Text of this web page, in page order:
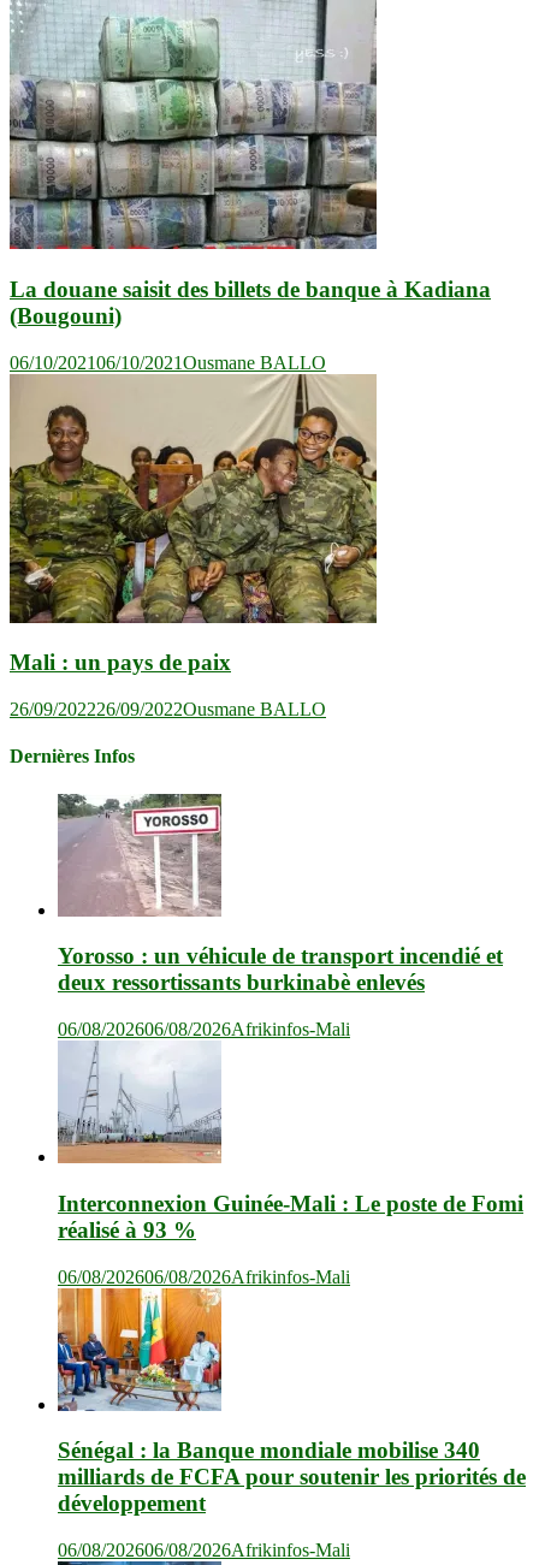
La douane saisit des billets de banque à Kadiana
(Bougouni)
06/10/202106/10/2021Ousmane BALLO
Mali : un pays de paix
26/09/202226/09/2022Ousmane BALLO
Dernières Infos
Yorosso : un véhicule de transport incendié et
deux ressortissants burkinabè enlevés
06/08/202606/08/2026Afrikinfos-Mali
Interconnexion Guinée-Mali : Le poste de Fomi
réalisé à 93 %
06/08/202606/08/2026Afrikinfos-Mali
Sénégal : la Banque mondiale mobilise 340
milliards de FCFA pour soutenir les priorités de
développement
06/08/202606/08/2026Afrikinfos-Mali